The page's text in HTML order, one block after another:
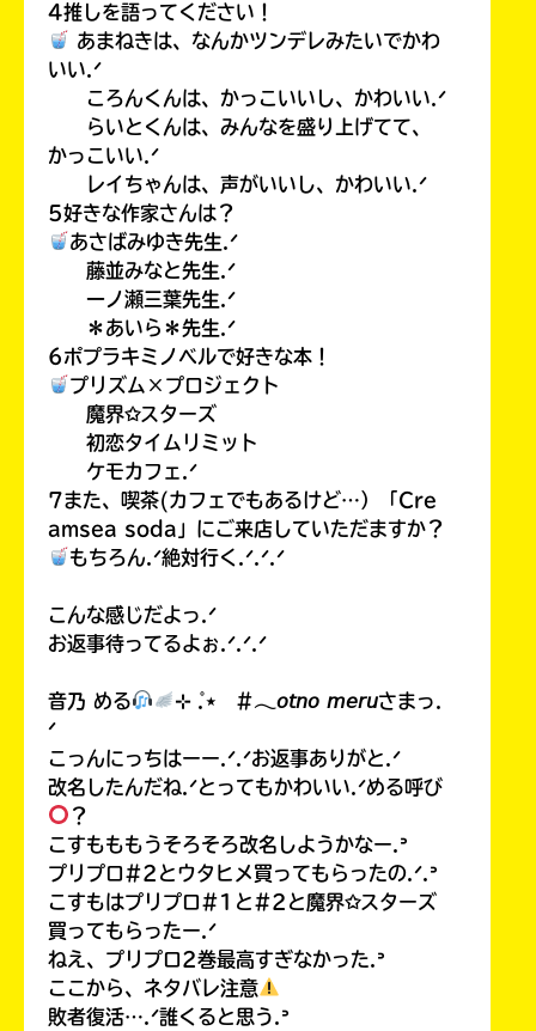
4推しを語ってください！
あまねきは、なんかツンデレみたいでかわ
いい.ᐟ
ころんくんは、かっこいいし、かわいい.ᐟ
らいとくんは、みんなを盛り上げてて、
かっこいい.ᐟ
レイちゃんは、声がいいし、かわいい.ᐟ
5好きな作家さんは？
あさばみゆき先生.ᐟ
藤並みなと先生.ᐟ
一ノ瀬三葉先生.ᐟ
＊あいら＊先生.ᐟ
6ポプラキミノベルで好きな本！
プリズム×プロジェクト
魔界✩スターズ
初恋タイムリミット
ケモカフェ.ᐟ
7また、喫茶(カフェでもあるけど…）「Cre
amsea soda」にご来店していただますか？
もちろん.ᐟ絶対行く.ᐟ.ᐟ.ᐟ
こんな感じだよっ.ᐟ
お返事待ってるよぉ.ᐟ.ᐟ.ᐟ
音乃 める
⊹ ̊.⋆ #𓂃𝘰𝘵𝘯𝘰 𝘮𝘦𝘳𝘶さまっ.
ᐟ
こっんにっちはーー.ᐟ.ᐟお返事ありがと.ᐟ
改名したんだね.ᐟとってもかわいい.ᐟめる呼び
？
こすもももうそろそろ改名しようかなー.ᐣ
プリプロ#2とウタヒメ買ってもらったの.ᐟ.ᐣ
こすもはプリプロ#1と#2と魔界✩スターズ
買ってもらったー.ᐟ
ねえ、プリプロ2巻最高すぎなかった.ᐣ
ここから、ネタバレ注意
敗者復活….ᐟ誰くると思う.ᐣ